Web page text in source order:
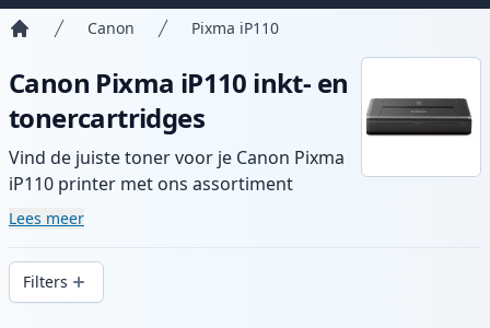
Canon Pixma iP110
Canon Pixma iP110 inkt- en
tonercartridges
Vind de juiste toner voor je Canon Pixma
iP110 printer met ons assortiment
compatibele en high-yield cartridges.
snelle levering vanuit lokale voorraad in .
Lees meer
Filters